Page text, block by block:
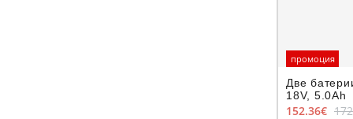
промоция
Две
18V, 5.0Ah
152.36€